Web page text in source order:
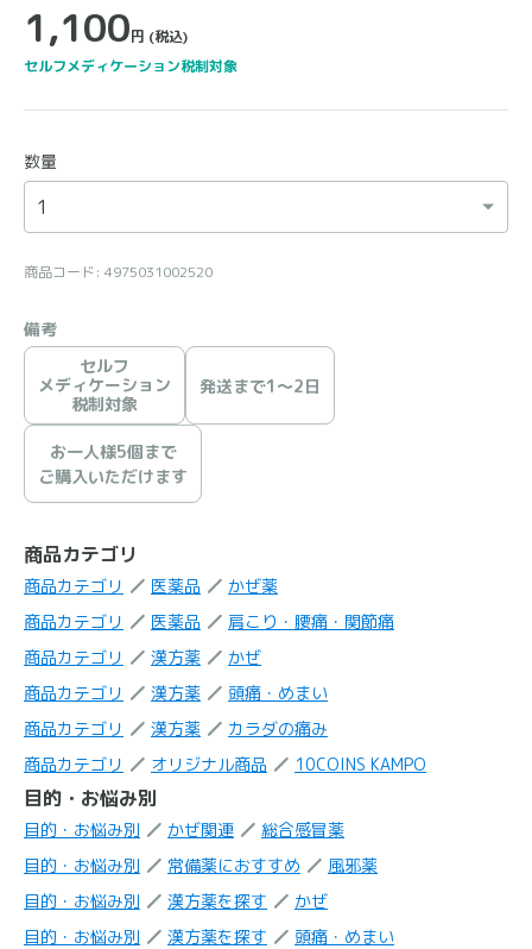
1,100円 (税込)
セルフメディケーション税制対象
数量
商品コード: 4975031002520
備考
セルフ
メディケーション
税制対象
発送まで1〜2日
お一人様5個まで
ご購入いただけます
商品カテゴリ
商品カテゴリ 医薬品
かぜ薬
商品カテゴリ
医薬品
肩こり・腰痛・関節痛
商品カテゴリ
漢方薬
かぜ
商品カテゴリ
漢方薬
頭痛・めまい
商品カテゴリ
漢方薬
カラダの痛み
商品カテゴリ
オリジナル商品 10COINS KAMPO
目的・お悩み別
目的・お悩み別 かぜ関連
総合感冒薬
目的・お悩み別
常備薬におすすめ
風邪薬
目的・お悩み別
漢方薬を探す
かぜ
目的・お悩み別
漢方薬を探す
頭痛・めまい